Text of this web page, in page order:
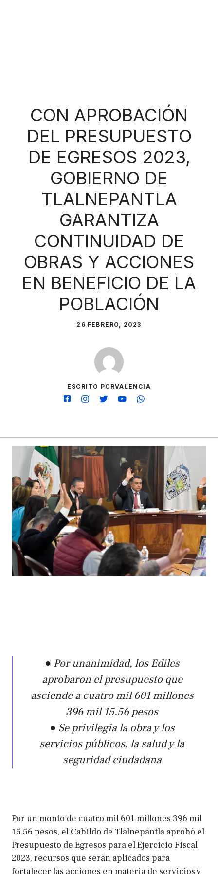
CON APROBACIÓN
DEL PRESUPUESTO
DE EGRESOS 2023,
GOBIERNO DE
TLALNEPANTLA
GARANTIZA
CONTINUIDAD DE
OBRAS Y ACCIONES
EN BENEFICIO DE LA
POBLACIÓN
26 FEBRERO, 2023
ESCRITO PORVALENCIA
● Por unanimidad, los Ediles
aprobaron el presupuesto que
asciende a cuatro mil 601 millones
396 mil 15.56 pesos
● Se privilegia la obra y los
servicios públicos, la salud y la
seguridad ciudadana
Por un monto de cuatro mil 601 millones 396 mil
15.56 pesos, el Cabildo de Tlalnepantla aprobó el
Presupuesto de Egresos para el Ejercicio Fiscal
2023, recursos que serán aplicados para
fortalecer las acciones en materia de servicios y